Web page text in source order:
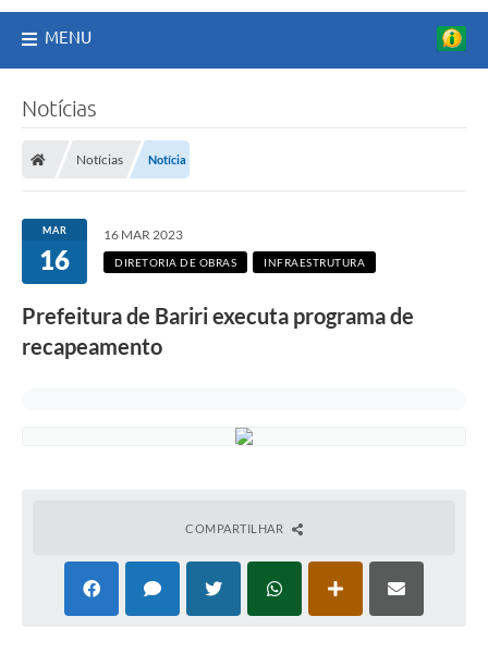
MENU
Notícias
Notícias Notícia
MAR
16
16 MAR 2023
DIRETORIA DE OBRAS INFRAESTRUTURA
Prefeitura de Bariri executa programa de
recapeamento
COMPARTILHAR